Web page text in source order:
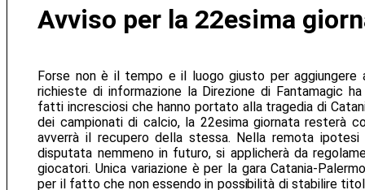
Avviso per la 22esima
Forse non è il tempo e il luogo giusto per
richieste di informazione la Direzione di Fantamagic
fatti incresciosi che hanno portato alla tragedia di
dei campionati di calcio, la 22esima giornata resterà
avverrà il recupero della stessa. Nella remota
disputata nemmeno in futuro, si applicherà da
giocatori. Unica variazione è per la gara Catania-
per il fatto che non essendo in possibilità di stabilire